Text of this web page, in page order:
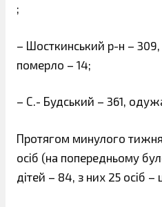
;
– Шосткинський р-н –
померло – 14;
– С.- Будський – 361,
Протягом минулого тижня
осіб (на попередньому
дітей – 84, з них 25 осіб –